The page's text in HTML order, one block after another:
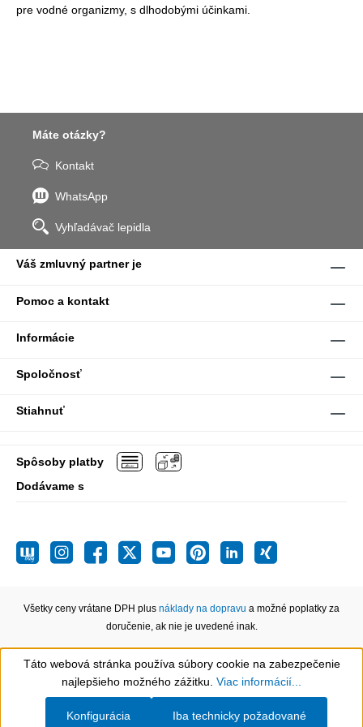
pre vodné organizmy, s dlhodobými účinkami.
Máte otázky?
Kontakt
WhatsApp
Vyhľadávač lepidla
Váš zmluvný partner je
Pomoc a kontakt
Informácie
Spoločnosť
Stiahnuť
Spôsoby platby
Dodávame s
Všetky ceny vrátane DPH plus náklady na dopravu a možné poplatky za
doručenie, ak nie je uvedené inak.
Show toolbar
Táto webová stránka používa súbory cookie na zabezpečenie
najlepšieho možného zážitku. Viac informácií...
Iba technicky požadované
Konfigurácia